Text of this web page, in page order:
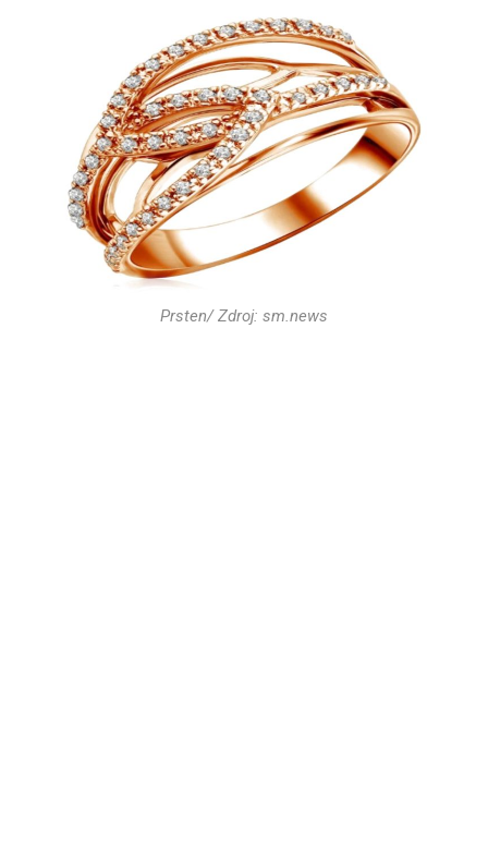
Prsten/ Zdroj: sm.news